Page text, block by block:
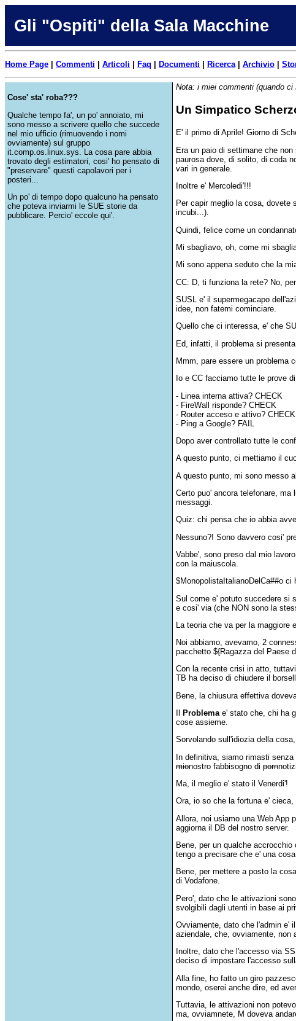
Gli "Ospiti" della Sala Macchine
Home Page Commenti Articoli Faq Documenti Ricerca Archivio
Cose' sta' roba???
Qualche tempo fa', un po' annoiato, mi
sono messo a scrivere quello che succede
nel mio ufficio (rimuovendo i nomi
ovviamente) sul gruppo
it.comp.os.linux.sys. La cosa pare abbia
trovato degli estimatori, cosi' ho pensato di
"preservare" questi capolavori per i
posteri...
Un po' di tempo dopo qualcuno ha pensato
che poteva inviarmi le SUE storie da
pubblicare. Percio' eccole qui'.
Nota: i miei commenti (quando
Un Simpatico
E' il primo di Aprile! Giorno di
Era un paio di settimane che
paurosa dove, di solito, di coda
vari in generale.
Inoltre e' Mercoledi'!!!
Per capir meglio la cosa, dovete
incubi...).
Quindi, felice come un
Mi sbagliavo, oh, come mi
Mi sono appena seduto che la
CC: D, ti funziona la rete? No,
SUSL e' il supermegacapo
idee, non fatemi cominciare.
Quello che ci interessa, e' che
Ed, infatti, il problema si
Mmm, pare essere un problema
Io e CC facciamo tutte le prove
- Linea interna attiva? CHECK
- FireWall risponde? CHECK
- Router acceso e attivo? CHECK
- Ping a Google? FAIL
Dopo aver controllato tutte le
A questo punto, ci mettiamo il
A questo punto, mi sono messo
Certo puo' ancora telefonare,
messaggi.
Quiz: chi pensa che io abbia
Nessuno?! Sono davvero cosi'
Vabbe', sono preso dal mio
con la maiuscola.
$MonopolistaItalianoDelCa##o ci
Sul come e' potuto succedere si
e cosi' via (che NON sono la
La teoria che va per la maggiore
Noi abbiamo, avevamo, 2
pacchetto ${Ragazza del Paese
Con la recente crisi in atto,
TB ha deciso di chiudere il
Bene, la chiusura effettiva
Problemae' stato che, chi ha
cose assieme.
Sorvolando sull'idiozia della
In definitiva, siamo rimasti
mionostro fabbisogno diporn
Ma, il meglio e' stato il Venerdi'!
Ora, io so che la fortuna e'
Allora, noi usiamo una Web App
aggiorna il DB del nostro server.
Bene, per un qualche
tengo a precisare che e' una
Bene, per mettere a posto la
di Vodafone.
Pero', dato che le attivazioni
svolgibili dagli utenti in base ai
Ovviamente, dato che l'admin e'
aziendale, che, ovviamente, non
Inoltre, dato che l'accesso via
deciso di impostare l'accesso
Alla fine, ho fatto un giro
mondo, oserei anche dire, ed
Tuttavia, le attivazioni non
ma, ovviamnete, M doveva